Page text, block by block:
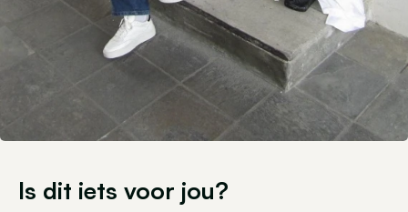
Is dit iets voor jou?